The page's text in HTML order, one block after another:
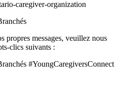
caregiver-organization
propres messages, veuillez nous
clics suivants :
#YoungCaregiversConnect